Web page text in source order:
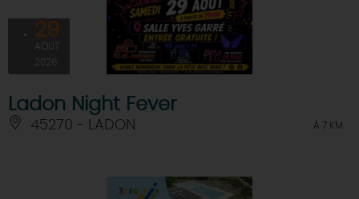
29
AOÛT
2026
Ladon Night Fever
45270 - LADON À 7 KM